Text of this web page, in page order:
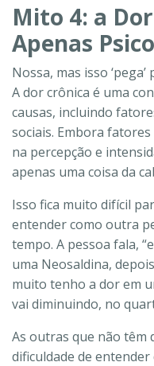
Mito 4: a
Apenas
Nossa, mas isso
A dor crônica é uma
causas, incluindo
sociais. Embora
na percepção e
apenas uma coisa da
Isso fica muito difícil
entender como outra
tempo. A pessoa fala,
uma Neosaldina,
muito tenho a dor em
vai diminuindo, no
As outras que não têm
dificuldade de